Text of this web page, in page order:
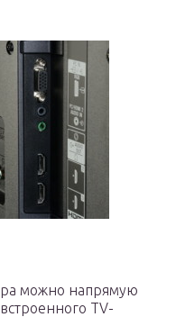
можно напрямую
TV-